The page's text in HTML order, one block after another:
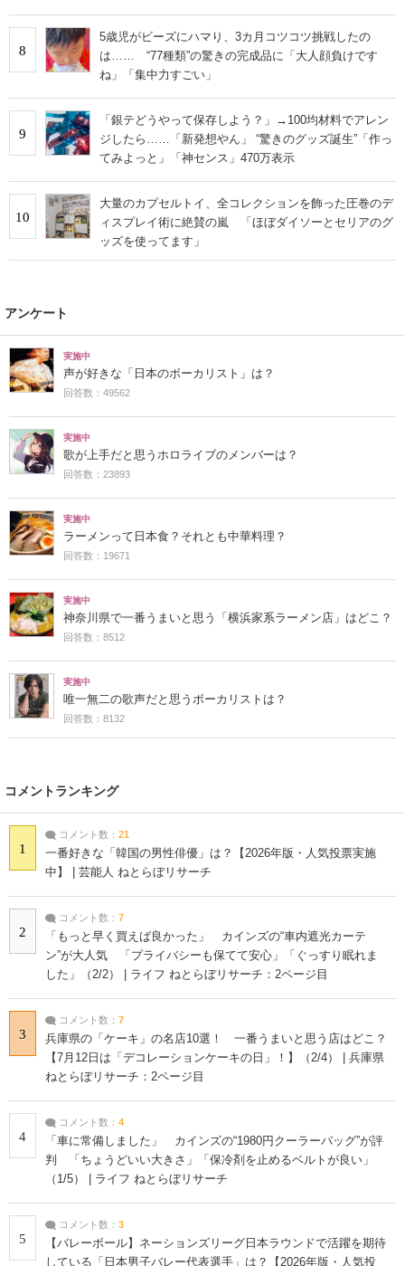
8
5歳児がビーズにハマり、3カ月コツコツ挑戦したの
は…… “77種類”の驚きの完成品に「大人顔負けです
ね」「集中力すごい」
9
「銀テどうやって保存しよう？」→100均材料でアレン
ジしたら……「新発想やん」 “驚きのグッズ誕生”「作っ
てみよっと」「神センス」470万表示
10
大量のカプセルトイ、全コレクションを飾った圧巻のデ
ィスプレイ術に絶賛の嵐 「ほぼダイソーとセリアのグ
ッズを使ってます」
アンケート
実施中
声が好きな「日本のボーカリスト」は？
回答数：49562
実施中
歌が上手だと思うホロライブのメンバーは？
回答数：23893
実施中
ラーメンって日本食？それとも中華料理？
回答数：19671
実施中
神奈川県で一番うまいと思う「横浜家系ラーメン店」はどこ？
回答数：8512
実施中
唯一無二の歌声だと思うボーカリストは？
回答数：8132
コメントランキング
1
コメント数： 21
一番好きな「韓国の男性俳優」は？【2026年版・人気投票実施
中】 | 芸能人 ねとらぼリサーチ
2
コメント数： 7
「もっと早く買えば良かった」 カインズの“車内遮光カーテ
ン”が大人気 「プライバシーも保てて安心」「ぐっすり眠れま
した」（2/2） | ライフ ねとらぼリサーチ：2ページ目
3
コメント数： 7
兵庫県の「ケーキ」の名店10選！ 一番うまいと思う店はどこ？
【7月12日は「デコレーションケーキの日」！】（2/4） | 兵庫県
ねとらぼリサーチ：2ページ目
4
コメント数： 4
「車に常備しました」 カインズの“1980円クーラーバッグ”が評
判 「ちょうどいい大きさ」「保冷剤を止めるベルトが良い」
（1/5） | ライフ ねとらぼリサーチ
5
コメント数： 3
【バレーボール】ネーションズリーグ日本ラウンドで活躍を期待
している「日本男子バレー代表選手」は？【2026年版・人気投